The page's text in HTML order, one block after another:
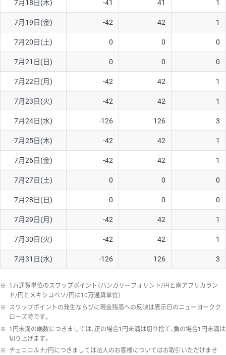
ソ/円は10万通貨単位。
7月18日(木) -41 41 1
7月19日(金) -42 42 1
7月20日(土) 0 0 0
7月21日(日) 0 0 0
7月22日(月) -42 42 1
7月23日(火) -42 42 1
7月24日(水) -126 126 3
7月25日(木) -42 42 1
7月26日(金) -42 42 1
7月27日(土) 0 0 0
7月28日(日) 0 0 0
7月29日(月) -42 42 1
7月30日(火) -42 42 1
7月31日(水) -126 126 3
※ 1万通貨単位のスワップポイント（ハンガリーフォリント/円と南アフリカラン
ド/円とメキシコペソ/円は10万通貨単位）
※ スワップポイントの発生ならびに現金残高への反映は表示日のニューヨークク
ローズ時です。
※ 1円未満の端数につきましては、正の場合1円未満は切り捨て、負の場合1円未満は
切り上げます。
※ チェココルナ/円につきましては法人のお客様についてはお取引いただけませ